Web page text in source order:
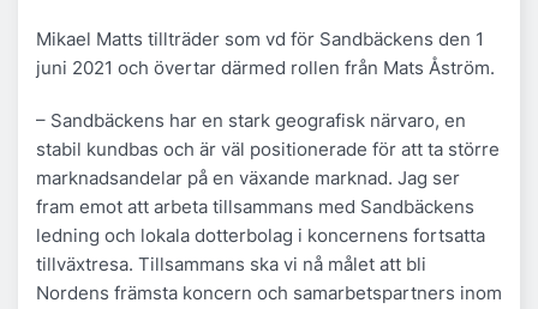
Mikael Matts tillträder som vd för Sandbäckens den 1
juni 2021 och övertar därmed rollen från Mats Åström.
– Sandbäckens har en stark geografisk närvaro, en
stabil kundbas och är väl positionerade för att ta större
marknadsandelar på en växande marknad. Jag ser
fram emot att arbeta tillsammans med Sandbäckens
ledning och lokala dotterbolag i koncernens fortsatta
tillväxtresa. Tillsammans ska vi nå målet att bli
Nordens främsta koncern och samarbetspartners inom